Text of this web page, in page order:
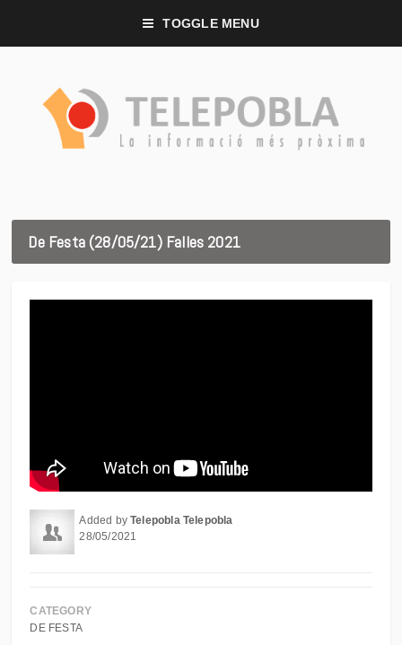
TOGGLE MENU
De Festa (28/05/21) Falles 2021
Added byTelepobla Telepobla
28/05/2021
CATEGORY
DE FESTA